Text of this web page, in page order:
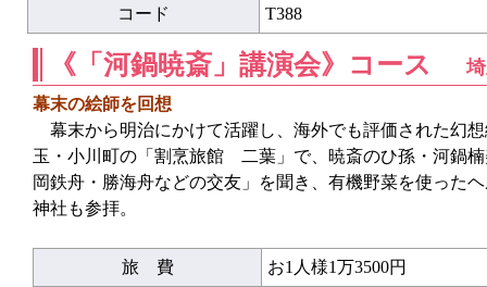
コード T388
《「河鍋暁斎」講演会》コース
幕末の絵師を回想
幕末から明治にかけて活躍し、海外でも評価された幻
玉・小川町の「割烹旅館 二葉」で、暁斎のひ孫・河鍋
岡鉄舟・勝海舟などの交友」を聞き、有機野菜を使った
神社も参拝。
旅 費 お1人様1万3500円